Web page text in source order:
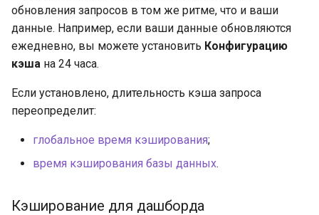
обновления запросов в том же ритме, что и ваши
данные. Например, если ваши данные обновляются
ежедневно, вы можете установить Конфигурацию
кэша на 24 часа.
Если установлено, длительность кэша запроса
переопределит:
глобальное время кэширования;
время кэширования базы данных.
Кэширование для дашборда